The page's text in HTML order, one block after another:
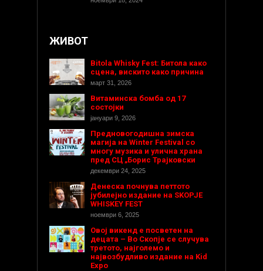
ЖИВОТ
Bitola Whisky Fest: Битола како
сцена, вискито како причина
март 31, 2026
Витаминска бомба од 17
состојки
јануари 9, 2026
Предновогодишнa зимска
магија на Winter Festival со
многу музика и улична храна
пред СЦ „Борис Трајковски
декември 24, 2025
Денеска почнува петтото
јубилејно издание на SKOPJE
WHISKEY FEST
ноември 6, 2025
Овој викенд е посветен на
децата – Во Скопје се случува
третото, најголемо и
највозбудливо издание на Kid
Expo